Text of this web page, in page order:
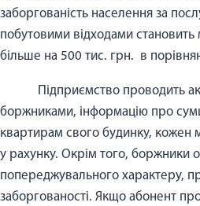
заборгованість населення за
побутовими відходами
більше на 500 тис. грн. в
Підприємство проводить
боржниками, інформацію про
квартирам свого будинку,
у рахунку. Окрім того, боржники
попереджувального характеру,
заборгованості. Якщо абонент